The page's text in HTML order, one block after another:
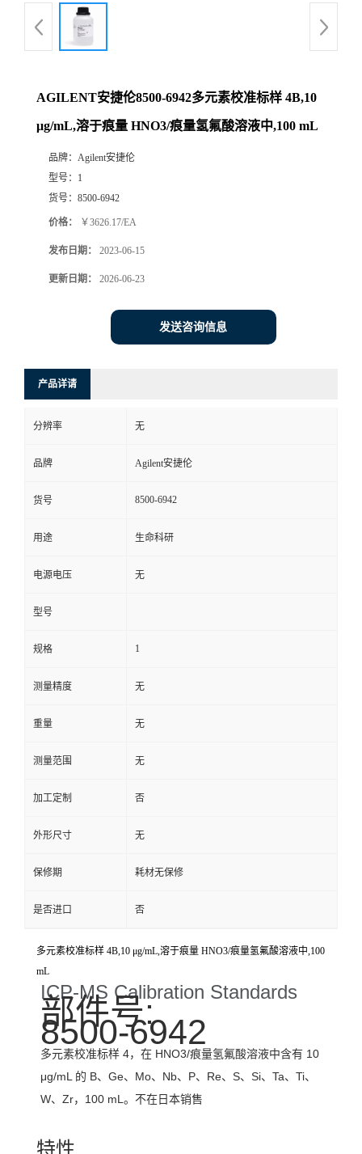
AGILENT安捷伦8500-6942多元素校准标样 4B,10
μg/mL,溶于痕量 HNO3/痕量氢氟酸溶液中,100 mL
品牌： Agilent安捷伦
型号： 1
货号： 8500-6942
价格： ￥3626.17/EA
发布日期： 2023-06-15
更新日期： 2026-06-23
发送咨询信息
产品详请
分辨率 无
品牌 Agilent安捷伦
货号 8500-6942
用途 生命科研
电源电压 无
型号
规格 1
测量精度 无
重量 无
测量范围 无
加工定制 否
外形尺寸 无
保修期 耗材无保修
是否进口 否
多元素校准标样 4B,10 μg/mL,溶于痕量 HNO3/痕量氢氟酸溶液中,100
mL
ICP-MS Calibration Standards
部件号:
8500-6942
多元素校准标样 4，在 HNO3/痕量氢氟酸溶液中含有 10
μg/mL 的 B、Ge、Mo、Nb、P、Re、S、Si、Ta、Ti、
W、Zr，100 mL。不在日本销售
特性